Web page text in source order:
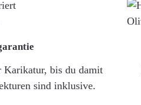
Karikatur, bis du damit
sind inklusive.